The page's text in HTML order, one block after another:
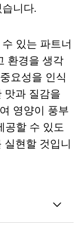
니다.
있는 파트너
환경을 생각
요성을 인식
맛과 질감을
영양이 풍부
공할 수 있도
현할 것입니